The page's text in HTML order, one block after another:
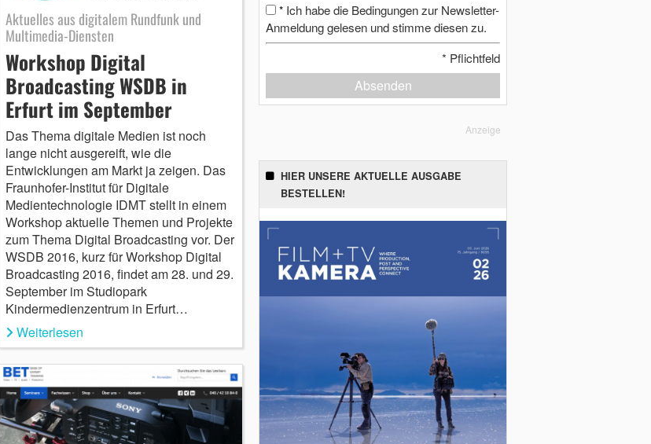
Aktuelles aus digitalem Rundfunk und
Multimedia-Diensten
Workshop Digital
Broadcasting WSDB in
Erfurt im September
Das Thema digitale Medien ist noch
lange nicht ausgereift, wie die
Entwicklungen am Markt ja zeigen. Das
Fraunhofer-Institut für Digitale
Medientechnologie IDMT stellt in einem
Workshop aktuelle Themen und Projekte
zum Thema Digital Broadcasting vor. Der
WSDB 2016, kurz für Workshop Digital
Broadcasting 2016, findet am 28. und 29.
September im Studiopark
Kindermedienzentrum in Erfurt…
Weiterlesen
* Ich habe die Bedingungen zur Newsletter-
Anmeldung gelesen und stimme diesen zu.
* Pflichtfeld
Absenden
Anzeige
HIER UNSERE AKTUELLE AUSGABE
BESTELLEN!